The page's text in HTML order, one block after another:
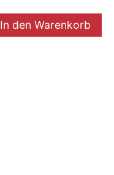
In den Warenkorb